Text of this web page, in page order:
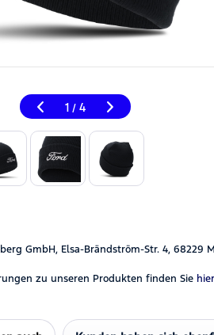
1 / 4
GmbH, Elsa-Brändström-Str. 4,
zu unseren Produkten finden Sie